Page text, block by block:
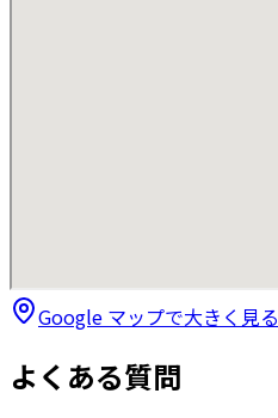
Google マップで大きく見る
よくある質問